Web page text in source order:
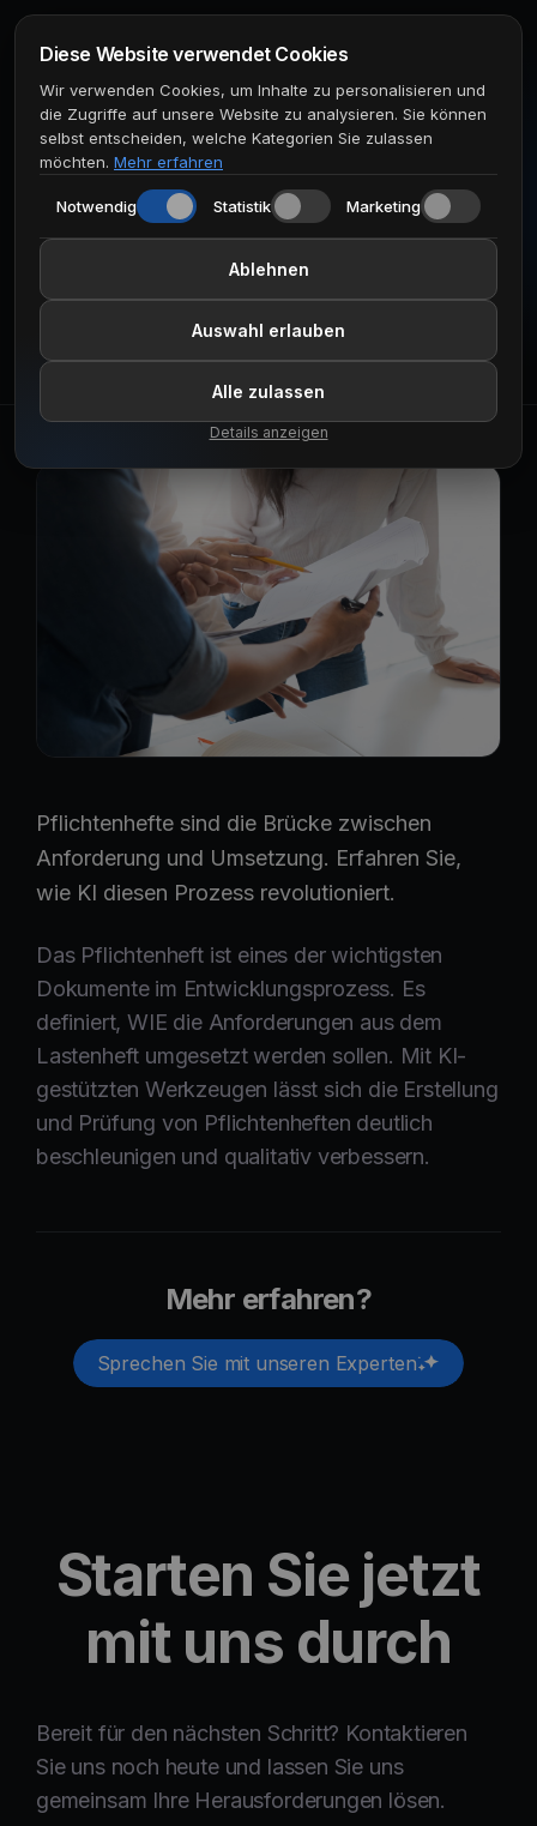
← Zurück zum Blog
KI-gestützte Pflichtenhefte
– Mehr als nur ein
Dokument
Pflichtenhefte sind die Brücke zwischen
Anforderung und Umsetzung. Erfahren Sie,
wie KI diesen Prozess revolutioniert.
Das Pflichtenheft ist eines der wichtigsten
Dokumente im Entwicklungsprozess. Es
definiert, WIE die Anforderungen aus dem
Lastenheft umgesetzt werden sollen. Mit KI-
gestützten Werkzeugen lässt sich die Erstellung
und Prüfung von Pflichtenheften deutlich
beschleunigen und qualitativ verbessern.
Mehr erfahren?
Sprechen Sie mit unseren Experten
Starten Sie jetzt
mit uns durch
Bereit für den nächsten Schritt? Kontaktieren
Sie uns noch heute und lassen Sie uns
gemeinsam Ihre Herausforderungen lösen.
Diese Website verwendet Cookies
Wir verwenden Cookies, um Inhalte zu personalisieren und
die Zugriffe auf unsere Website zu analysieren. Sie können
selbst entscheiden, welche Kategorien Sie zulassen
möchten. Mehr erfahren
Notwendig Statistik Marketing
Ablehnen
Auswahl erlauben
Alle zulassen
Details anzeigen